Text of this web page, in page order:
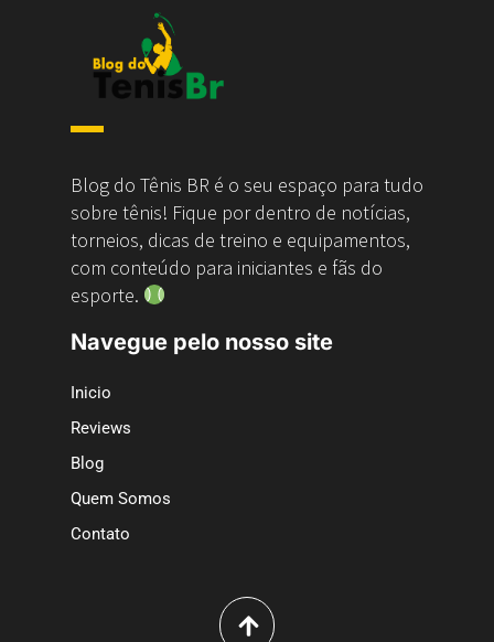
Blog do Tênis BR é o seu espaço para tudo
sobre tênis! Fique por dentro de notícias,
torneios, dicas de treino e equipamentos,
com conteúdo para iniciantes e fãs do
esporte.
Navegue pelo nosso site
Inicio
Reviews
Blog
Quem Somos
Contato